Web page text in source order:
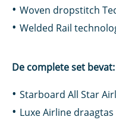
Woven dropstitch
Welded Rail
De complete set bevat:
Starboard All Star
Luxe Airline draagtas